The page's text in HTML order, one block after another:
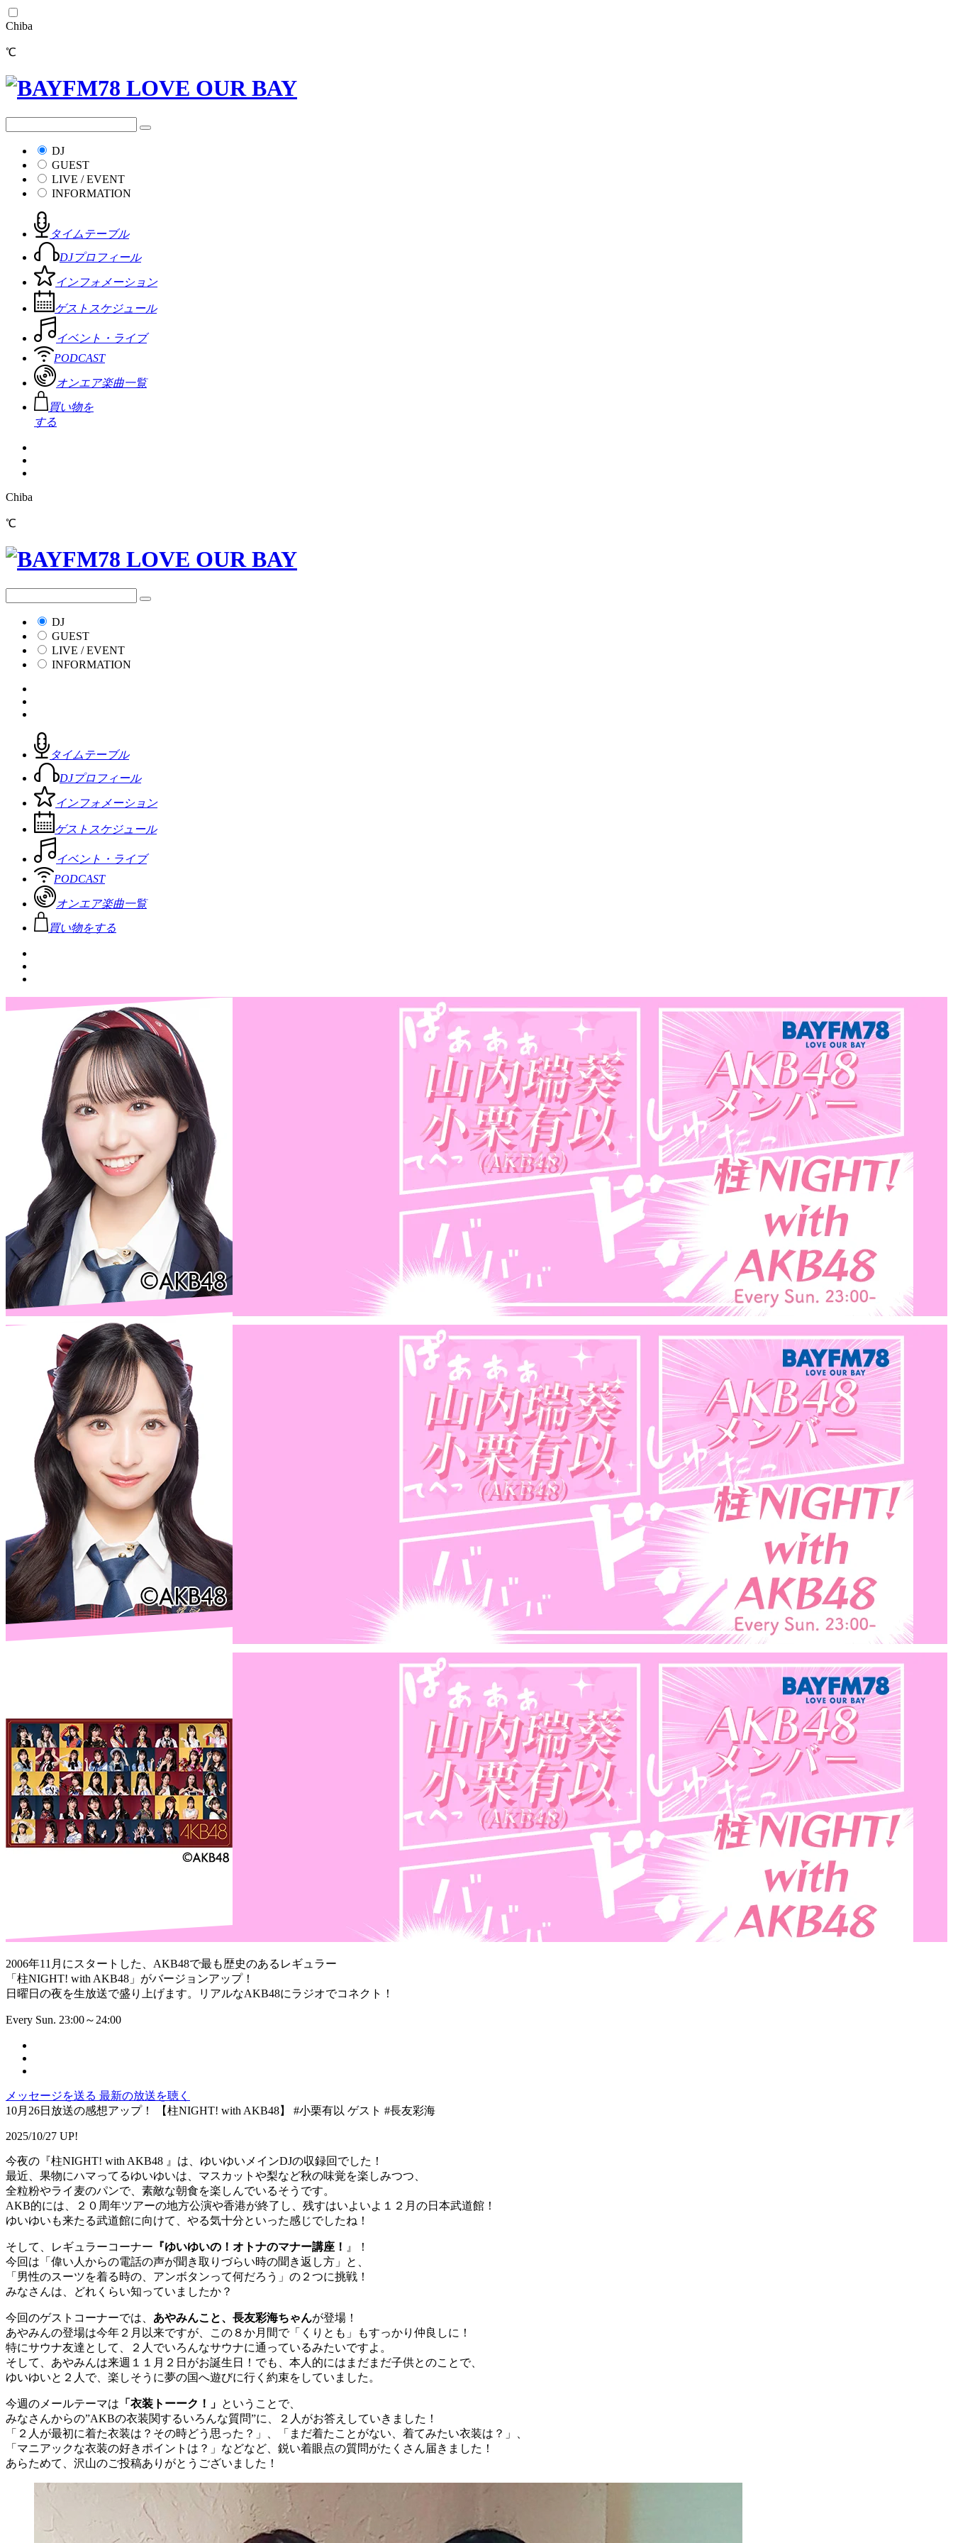
Chiba
℃
DJ
GUEST
LIVE / EVENT
INFORMATION
タイムテーブル
DJプロフィール
インフォメーション
ゲストスケジュール
イベント・ライブ
PODCAST
オンエア楽曲一覧
買い物を
する
Chiba
℃
DJ
GUEST
LIVE / EVENT
INFORMATION
タイムテーブル
DJプロフィール
インフォメーション
ゲストスケジュール
イベント・ライブ
PODCAST
オンエア楽曲一覧
買い物をする
2006年11月にスタートした、AKB48で最も歴史のあるレギュラー
「柱NIGHT! with AKB48」がバージョンアップ！
日曜日の夜を生放送で盛り上げます。リアルなAKB48にラジオでコネクト！
Every Sun. 23:00～24:00
メッセージを送る 最新の放送を聴く
10月26日放送の感想アップ！ 【柱NIGHT! with AKB48】 #小栗有以 ゲスト #長友彩海
2025/10/27 UP!
今夜の『柱NIGHT! with AKB48 』は、ゆいゆいメインDJの収録回でした！
最近、果物にハマってるゆいゆいは、マスカットや梨など秋の味覚を楽しみつつ、
全粒粉やライ麦のパンで、素敵な朝食を楽しんでいるそうです。
AKB的には、２０周年ツアーの地方公演や香港が終了し、残すはいよいよ１２月の日本武道館！
ゆいゆいも来たる武道館に向けて、やる気十分といった感じでしたね！
そして、レギュラーコーナー 『ゆいゆいの！オトナのマナー講座！ 』！
今回は「偉い人からの電話の声が聞き取りづらい時の聞き返し方」と、
「男性のスーツを着る時の、アンボタンって何だろう」の２つに挑戦！
みなさんは、どれくらい知っていましたか？
今回のゲストコーナーでは、 あやみんこと、長友彩海ちゃんが登場！
あやみんの登場は今年２月以来ですが、この８か月間で「くりとも」もすっかり仲良しに！
特にサウナ友達として、２人でいろんなサウナに通っているみたいですよ。
そして、あやみんは来週１１月２日がお誕生日！でも、本人的にはまだまだ子供とのことで、
ゆいゆいと２人で、楽しそうに夢の国へ遊びに行く約束をしていました。
今週のメールテーマは 「衣装トーーク！」 ということで、
みなさんからの”AKBの衣装関するいろんな質問”に、２人がお答えしていきました！
「２人が最初に着た衣装は？その時どう思った？」、「まだ着たことがない、着てみたい衣装は？」、
「マニアックな衣装の好きポイントは？」などなど、鋭い着眼点の質問がたくさん届きました！
あらためて、沢山のご投稿ありがとうございました！